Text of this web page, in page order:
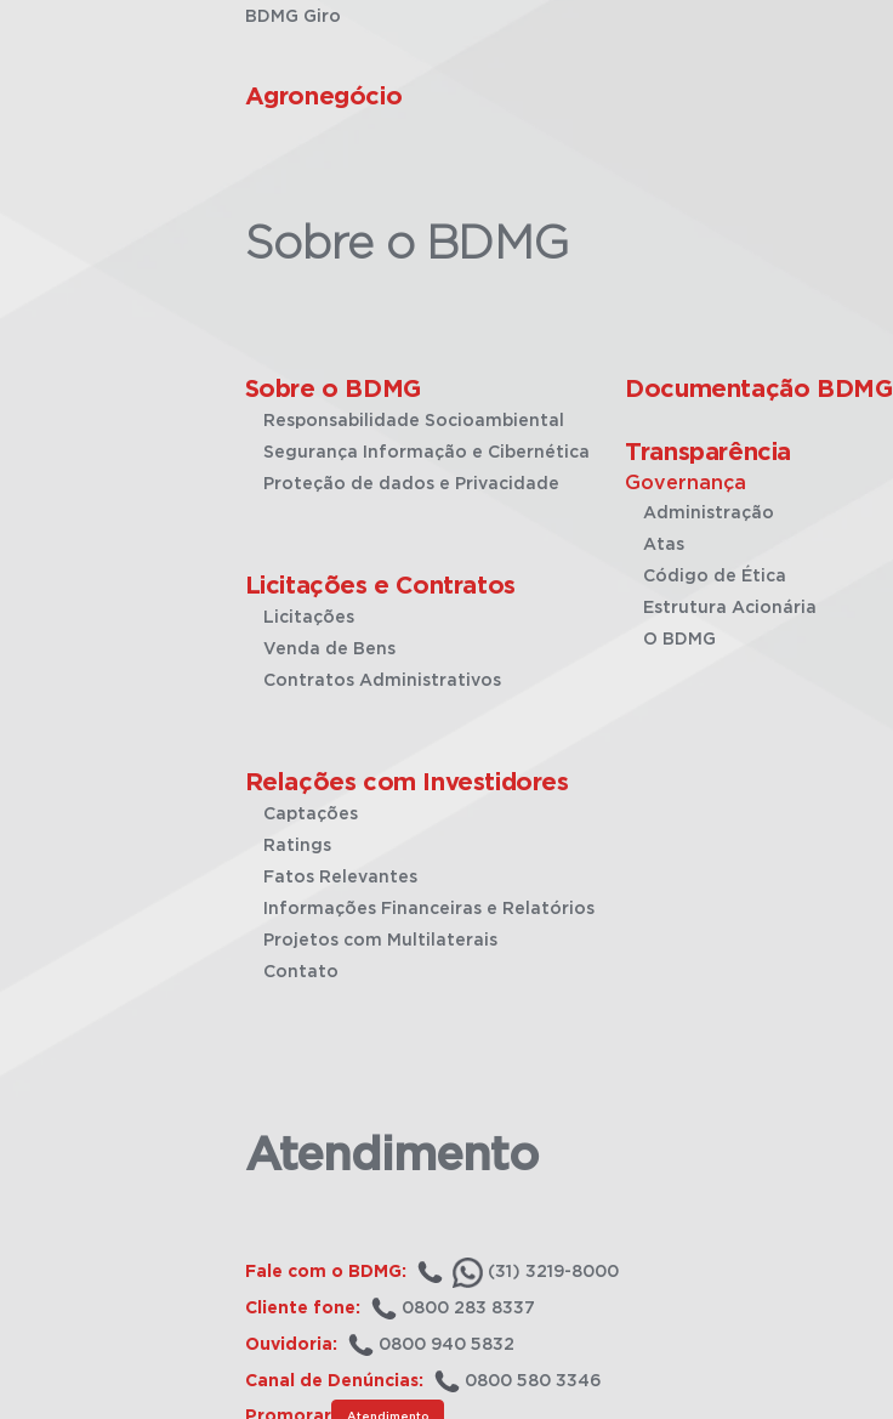
BDMG Giro
Agronegócio
Sobre o BDMG
Sobre o BDMG
Responsabilidade Socioambiental
Segurança Informação e Cibernética
Proteção de dados e Privacidade
Licitações e Contratos
Licitações
Venda de Bens
Contratos Administrativos
Relações com Investidores
Captações
Ratings
Fatos Relevantes
Informações Financeiras e Relatórios
Projetos com Multilaterais
Contato
Documentação BDMG
Transparência
Governança
Administração
Atas
Código de Ética
Estrutura Acionária
O BDMG
Atendimento
Fale com o BDMG: (31) 3219-8000
Cliente fone: 0800 283 8337
Ouvidoria: 0800 940 5832
Canal de Denúncias: 0800 580 3346
Atendimento